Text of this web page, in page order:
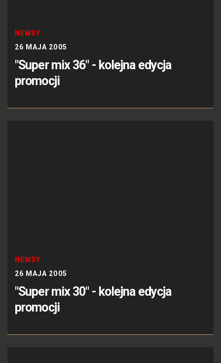
NEWSY
26 MAJA 2005
"Super mix 36" - kolejna edycja
promocji
NEWSY
26 MAJA 2005
"Super mix 30" - kolejna edycja
promocji